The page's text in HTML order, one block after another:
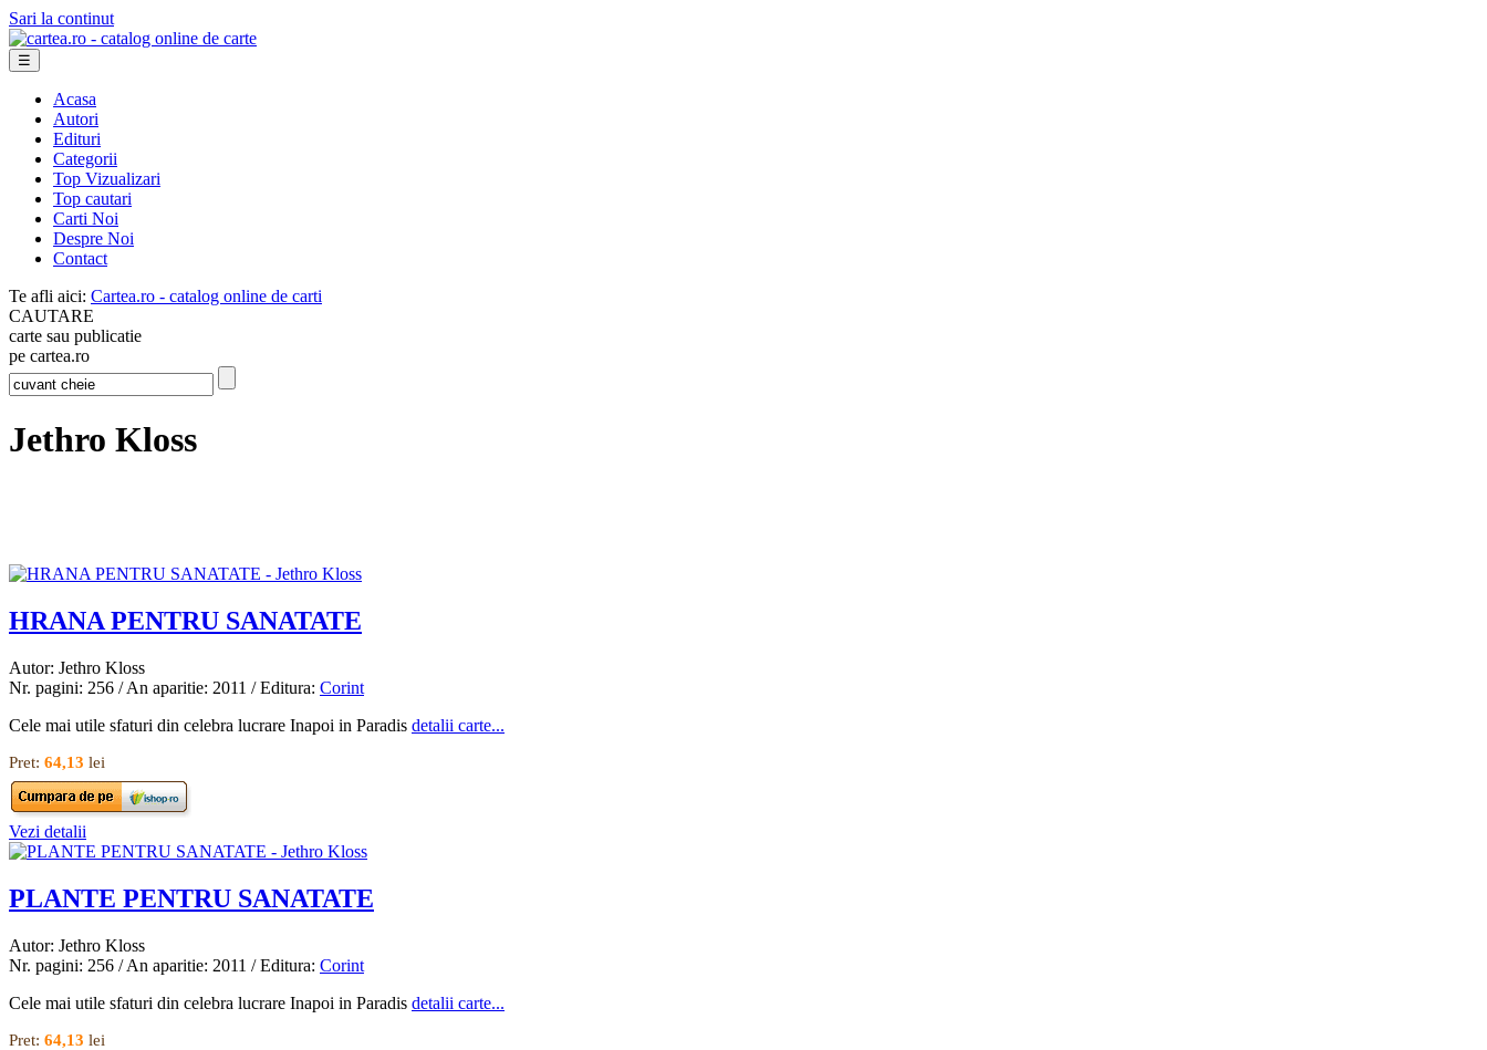
Sari la continut
☰
Acasa
Autori
Edituri
Categorii
Top Vizualizari
Top cautari
Carti Noi
Despre Noi
Contact
Te afli aici: Cartea.ro - catalog online de carti
CAUTARE
carte sau publicatie
pe cartea.ro
Jethro Kloss
HRANA PENTRU SANATATE
Autor: Jethro Kloss
Nr. pagini: 256 / An aparitie: 2011 / Editura: Corint
Cele mai utile sfaturi din celebra lucrare Inapoi in Paradis detalii carte...
Pret: 64,13 lei
Vezi detalii
PLANTE PENTRU SANATATE
Autor: Jethro Kloss
Nr. pagini: 256 / An aparitie: 2011 / Editura: Corint
Cele mai utile sfaturi din celebra lucrare Inapoi in Paradis detalii carte...
Pret: 64,13 lei